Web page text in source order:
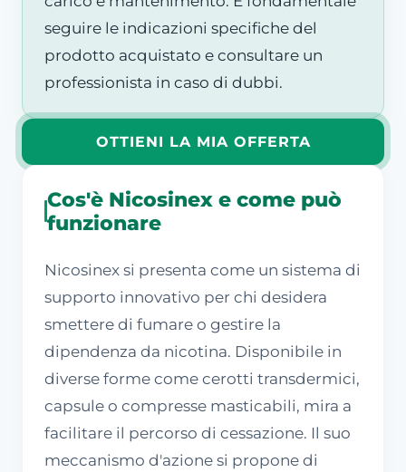
seguire le indicazioni specifiche del
prodotto acquistato e consultare un
professionista in caso di dubbi.
OTTIENI LA MIA OFFERTA
Cos'è Nicosinex e come può
funzionare
Nicosinex si presenta come un sistema di
supporto innovativo per chi desidera
smettere di fumare o gestire la
dipendenza da nicotina. Disponibile in
diverse forme come cerotti transdermici,
capsule o compresse masticabili, mira a
facilitare il percorso di cessazione. Il suo
meccanismo d'azione si propone di